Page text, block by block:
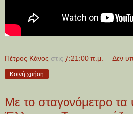
Πέτρος Κάνος στις 7:21:00 π.μ. Δεν
Κοινή χρήση
Με το σταγονόμετρο τα